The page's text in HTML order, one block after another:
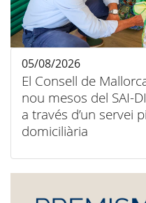
El Consell de
nou mesos del SAI-
a través d’un servei
domiciliària
05/08/2026